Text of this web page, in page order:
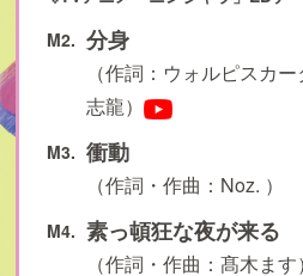
M2. 分身
（作詞：ウォルピスカ
志龍）
M3. 衝動
（作詞・作曲：Noz. ）
M4. 素っ頓狂な夜が来る
（作詞・作曲：髙木ま